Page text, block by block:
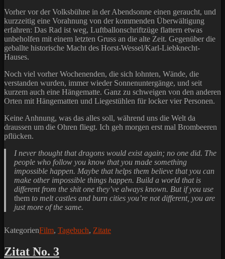
Vorher vor der Volksbühne in der Abendsonne einen geraucht, und
kurzzeitig eine Vorahnung von der kommenden Überwältigung
erfahren: Das Rad ist weg, Luftballonschriftzüge flattern etwas
unbeholfen mit einem letzten Gruss an die alte Zeit. Gegenüber die
geballte historische Macht des Horst-Wessel/Karl-Liebknecht-
Hauses.
Noch viel vorher Wochenenden, die sich lohnten, Wände, die
verstanden wurden, immer wieder Sonnenuntergänge, und seit
kurzem auch eine Hängematte. Ganz zu schweigen von den anderen
Orten mit Hängematten und Liegestühlen für locker vier Personen.
Keine Anhnung, was das alles soll, während uns die Welt da
draussen um die Ohren fliegt. Ich geh morgen erst mal Brombeeren
pflücken.
I never thought that dragons would exist again; no one did. The
people who follow you know that you made something
impossible happen. Maybe that helps them believe that you can
make other impossible things happen. Build a world that is
different from the shit one they’ve always known. But if you use
them to melt castles and burn cities you’re not different, you are
just more of the same.
KategorienFilm, Tagebuch, Zitate
Zitat No. 3